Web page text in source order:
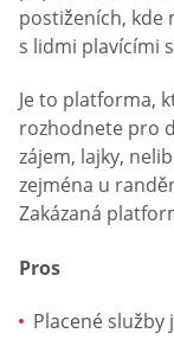
postiženích, kde
s lidmi plavícími
Je to platforma,
rozhodnete pro
zájem, lajky,
zejména u
Zakázaná
Pros
Placené